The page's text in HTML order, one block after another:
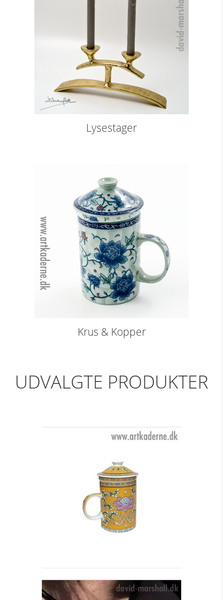
Lysestager
Krus & Kopper
UDVALGTE PRODUKTER
TE KRUS GULT M.
DEKORATION
Se detajler